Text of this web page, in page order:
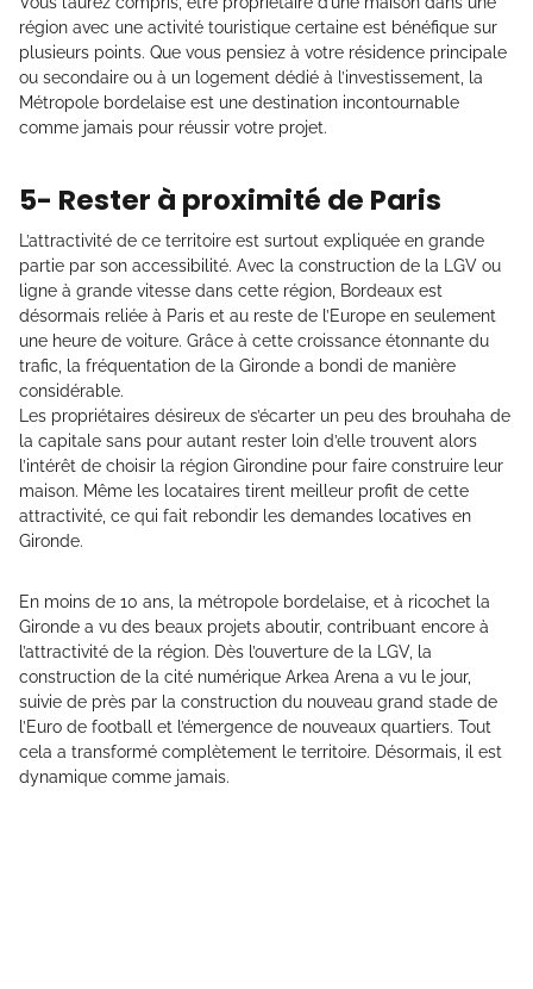
région avec une activité touristique certaine est bénéfique sur
plusieurs points. Que vous pensiez à votre résidence principale
ou secondaire ou à un logement dédié à l’investissement, la
Métropole bordelaise est une destination incontournable
comme jamais pour réussir votre projet.
5- Rester à proximité de Paris
L’attractivité de ce territoire est surtout expliquée en grande
partie par son accessibilité. Avec la construction de la LGV ou
ligne à grande vitesse dans cette région, Bordeaux est
désormais reliée à Paris et au reste de l’Europe en seulement
une heure de voiture. Grâce à cette croissance étonnante du
trafic, la fréquentation de la Gironde a bondi de manière
considérable.
Les propriétaires désireux de s’écarter un peu des brouhaha de
la capitale sans pour autant rester loin d’elle trouvent alors
l’intérêt de choisir la région Girondine pour faire construire leur
maison. Même les locataires tirent meilleur profit de cette
attractivité, ce qui fait rebondir les demandes locatives en
Gironde.
En moins de 10 ans, la métropole bordelaise, et à ricochet la
Gironde a vu des beaux projets aboutir, contribuant encore à
l’attractivité de la région. Dès l’ouverture de la LGV, la
construction de la cité numérique Arkea Arena a vu le jour,
suivie de près par la construction du nouveau grand stade de
l’Euro de football et l’émergence de nouveaux quartiers. Tout
cela a transformé complètement le territoire. Désormais, il est
dynamique comme jamais.